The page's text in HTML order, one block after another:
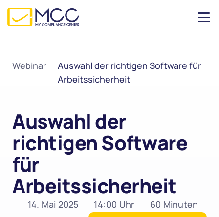
Webinar
Auswahl der richtigen Software für
Arbeitssicherheit
Auswahl der
richtigen Software
für
Arbeitssicherheit
14. Mai 2025 14:00 Uhr 60 Minuten